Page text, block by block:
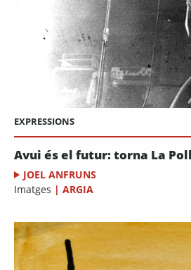
EXPRESSIONS
Avui és el futur: torna La
JOEL ANFRUNS
Imatges | ARGIA